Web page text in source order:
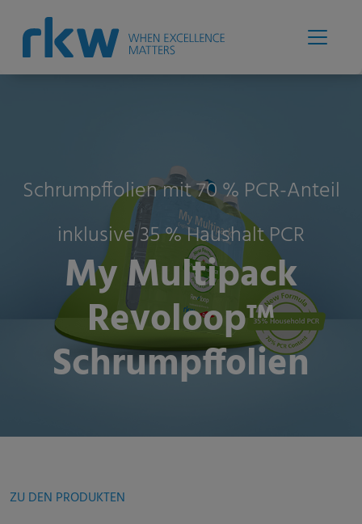
Schrumpffolien mit 70 % PCR-Anteil
inklusive 35 % Haushalt PCR
My Multipack
Revoloop™
Schrumpffolien
ZU DEN PRODUKTEN